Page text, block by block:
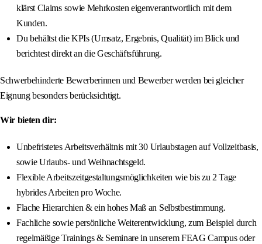
klärst Claims sowie Mehrkosten eigenverantwortlich mit dem
Kunden.
Du behältst die KPIs (Umsatz, Ergebnis, Qualität) im Blick und
berichtest direkt an die Geschäftsführung.
Schwerbehinderte Bewerberinnen und Bewerber werden bei gleicher
Eignung besonders berücksichtigt.
Wir bieten dir:
Unbefristetes Arbeitsverhältnis mit 30 Urlaubstagen auf Vollzeitbasis,
sowie Urlaubs- und Weihnachtsgeld.
Flexible Arbeitszeitgestaltungsmöglichkeiten wie bis zu 2 Tage
hybrides Arbeiten pro Woche.
Flache Hierarchien & ein hohes Maß an Selbstbestimmung.
Fachliche sowie persönliche Weiterentwicklung, zum Beispiel durch
regelmäßige Trainings & Seminare in unserem FEAG Campus oder